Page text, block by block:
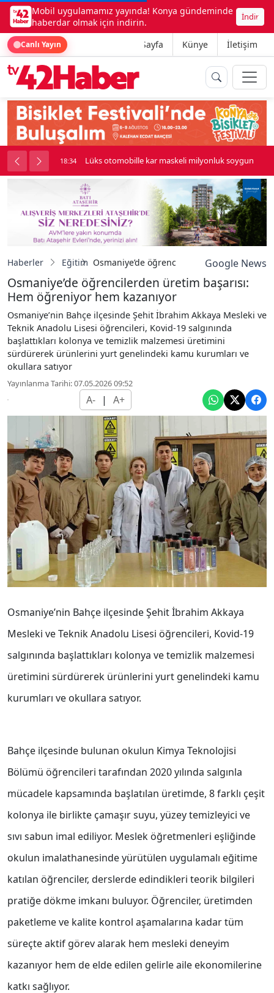
Mobil uygulamamız yayında! Konya gündeminde
haberdar olmak için indirin.
İndir
Canlı Yayın Ana Sayfa Künye İletişim
kavga çıktı 18:34 Lüks otomobille kar maskeli milyonluk soygun
Haberler Eğitim Osmaniye’de öğrencilerden üretimGoogle News
Osmaniye’de öğrencilerden üretim başarısı:
Hem öğreniyor hem kazanıyor
Osmaniye’nin Bahçe ilçesinde Şehit İbrahim Akkaya Mesleki ve
Teknik Anadolu Lisesi öğrencileri, Kovid-19 salgınında
başlattıkları kolonya ve temizlik malzemesi üretimini
sürdürerek ürünlerini yurt genelindeki kamu kurumları ve
okullara satıyor
Yayınlanma Tarihi: 07.05.2026 09:52
A- | A+
Osmaniye’nin Bahçe ilçesinde Şehit İbrahim Akkaya
Mesleki ve Teknik Anadolu Lisesi öğrencileri, Kovid-19
salgınında başlattıkları kolonya ve temizlik malzemesi
üretimini sürdürerek ürünlerini yurt genelindeki kamu
kurumları ve okullara satıyor.
Bahçe ilçesinde bulunan okulun Kimya Teknolojisi
Bölümü öğrencileri tarafından 2020 yılında salgınla
mücadele kapsamında başlatılan üretimde, 8 farklı çeşit
kolonya ile birlikte çamaşır suyu, yüzey temizleyici ve
sıvı sabun imal ediliyor. Meslek öğretmenleri eşliğinde
okulun imalathanesinde yürütülen uygulamalı eğitime
katılan öğrenciler, derslerde edindikleri teorik bilgileri
pratiğe dökme imkanı buluyor. Öğrenciler, üretimden
paketleme ve kalite kontrol aşamalarına kadar tüm
süreçte aktif görev alarak hem mesleki deneyim
kazanıyor hem de elde edilen gelirle aile ekonomilerine
katkı sağlıyor.